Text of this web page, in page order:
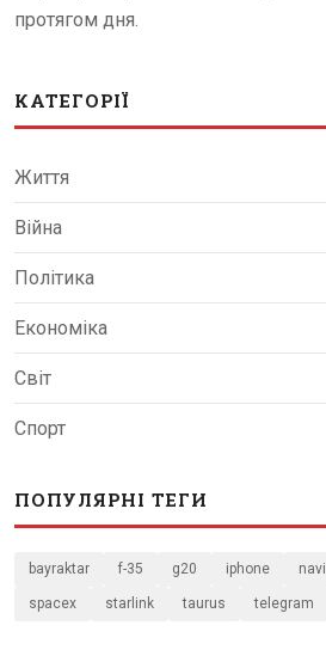
протягом дня.
КАТЕГОРІЇ
Життя
Війна
Політика
Економіка
Світ
Спорт
ПОПУЛЯРНІ ТЕГИ
bayraktar f-35 g20 iphone navi
spacex starlink taurus telegram